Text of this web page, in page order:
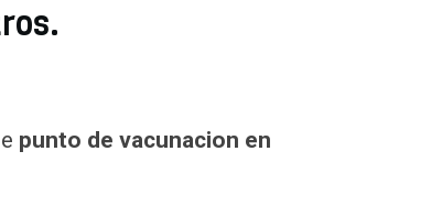
punto de vacunacion en